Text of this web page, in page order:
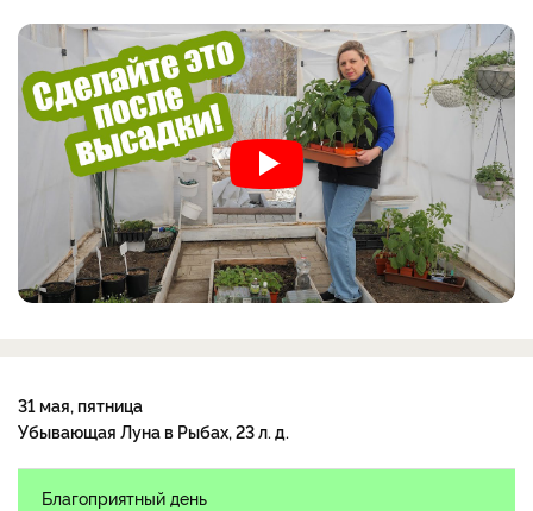
31 мая, пятница
Убывающая Луна в Рыбах, 23 л. д.
Благоприятный день